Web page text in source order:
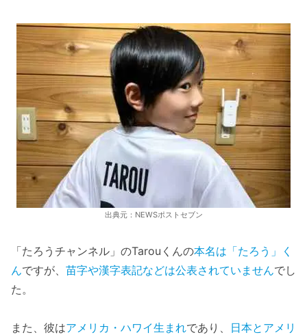
出典元：NEWSポストセブン
「たろうチャンネル」のTarouくんの本名は「たろう」く
んですが、 苗字や漢字表記などは公表されていませんでし
た。
また、彼はアメリカ・ハワイ生まれであり、 日本とアメリ